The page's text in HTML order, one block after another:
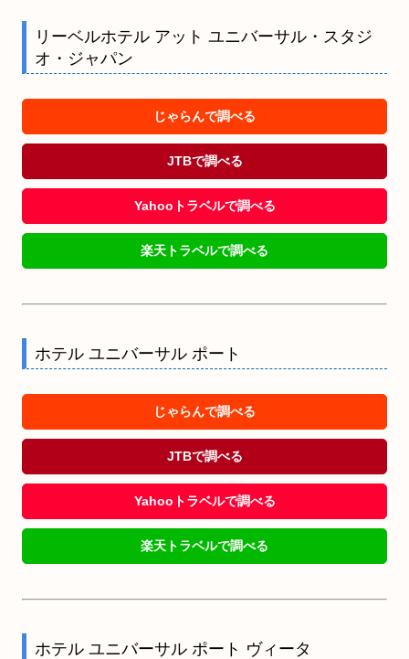
リーベルホテル アット ユニバーサル・スタジ
オ・ジャパン
じゃらんで調べる
JTBで調べる
Yahooトラベルで調べる
楽天トラベルで調べる
ホテル ユニバーサル ポート
じゃらんで調べる
JTBで調べる
Yahooトラベルで調べる
楽天トラベルで調べる
ホテル ユニバーサル ポート ヴィータ